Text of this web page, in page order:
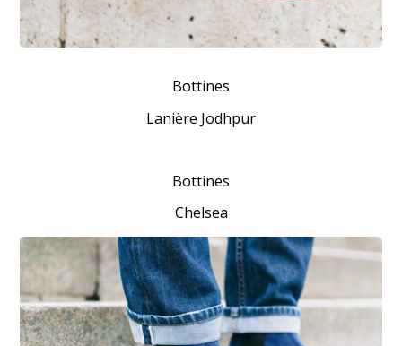
Bottines
Lanière Jodhpur
Bottines
Chelsea